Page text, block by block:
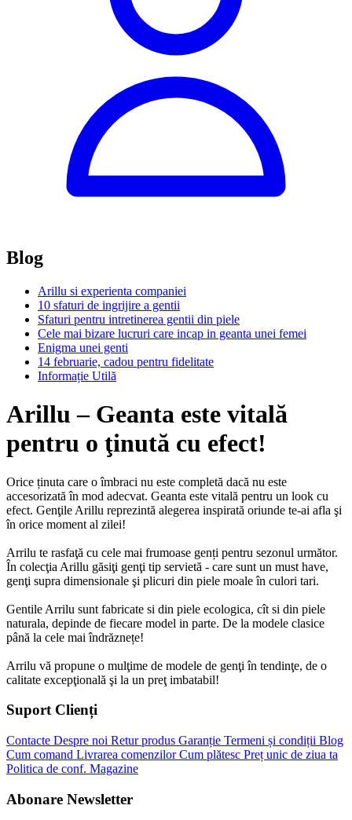
Blog
Arillu si experienta companiei
10 sfaturi de ingrijire a gentii
Sfaturi pentru intretinerea gentii din piele
Cele mai bizare lucruri care incap in geanta unei femei
Enigma unei genti
14 februarie, cadou pentru fidelitate
Informație Utilă
Arillu – Geanta este vitală
pentru o ţinută cu efect!
Orice ținuta care o îmbraci nu este completă dacă nu este
accesorizată în mod adecvat. Geanta este vitală pentru un look cu
efect. Genţile Arillu reprezintă alegerea inspirată oriunde te-ai afla şi
în orice moment al zilei!
Arrilu te rasfaţă cu cele mai frumoase genți pentru sezonul următor.
În colecţia Arillu găsiţi genţi tip servietă - care sunt un must have,
genţi supra dimensionale şi plicuri din piele moale în culori tari.
Gentile Arrilu sunt fabricate si din piele ecologica, cît si din piele
naturala, depinde de fiecare model in parte. De la modele clasice
până la cele mai îndrăznețe!
Arrilu vă propune o mulţime de modele de genţi în tendinţe, de o
calitate excepţională şi la un preţ imbatabil!
Suport Clienți
Contacte Despre noi Retur produs Garanție Termeni și condiții Blog
Cum comand Livrarea comenzilorCum plătesc Preț unic de ziua ta
Politica de conf. Magazine
Abonare Newsletter